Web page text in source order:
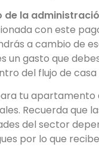
de la
con este
a cambio de
un gasto que
del flujo de casa
tu apartamento
Recuerda que
del sector
por lo que